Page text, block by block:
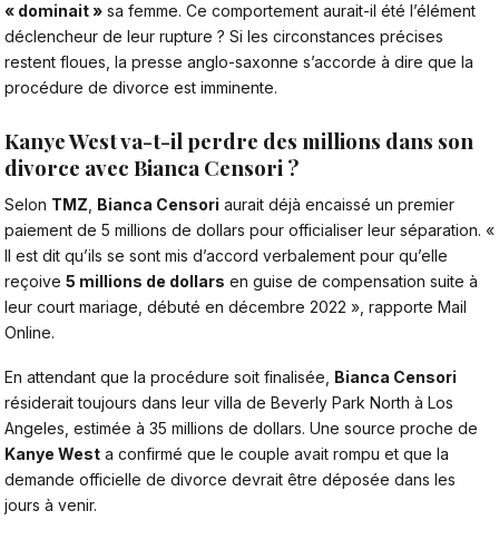
« dominait » sa femme. Ce comportement aurait-il été l’élément
déclencheur de leur rupture ? Si les circonstances précises
restent floues, la presse anglo-saxonne s’accorde à dire que la
procédure de divorce est imminente.
Kanye West va-t-il perdre des millions dans son
divorce avec Bianca Censori ?
Selon TMZ Bianca Censori aurait déjà encaissé un premier
paiement de 5 millions de dollars pour officialiser leur séparation. «
Il est dit qu’ils se sont mis d’accord verbalement pour qu’elle
reçoive 5 millions de dollars en guise de compensation suite à
leur court mariage, débuté en décembre 2022 », rapporte Mail
Online.
En attendant que la procédure soit finalisée, Bianca Censori
résiderait toujours dans leur villa de Beverly Park North à Los
Angeles, estimée à 35 millions de dollars. Une source proche de
Kanye West a confirmé que le couple avait rompu et que la
demande officielle de divorce devrait être déposée dans les
jours à venir.